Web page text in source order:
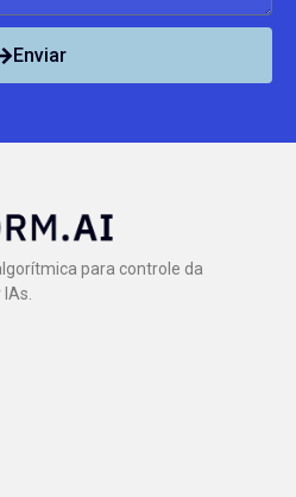
Enviar
para controle da